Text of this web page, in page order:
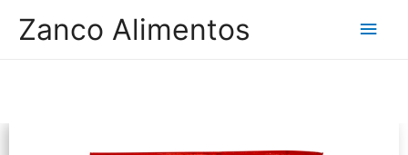
Zanco Alimentos